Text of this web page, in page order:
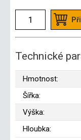
Technické
Hmotnost:
Šířka:
Výška:
Hloubka: